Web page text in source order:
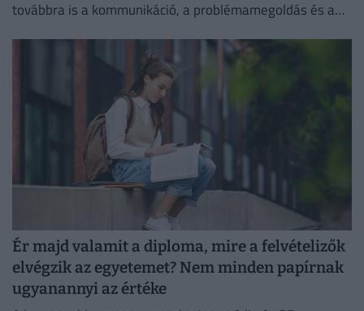
továbbra is a kommunikáció, a problémamegoldás és a
Ér majd valamit a diploma, mire a felvételizők
elvégzik az egyetemet? Nem minden papírnak
ugyanannyi az értéke